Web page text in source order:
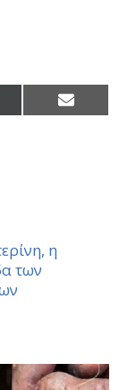
Share
on
η
των